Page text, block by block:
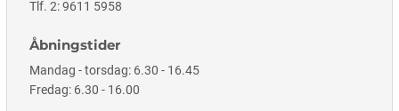
Tlf. 2: 9611 5958
Åbningstider
Mandag - torsdag: 6.30 - 16.45
Fredag: 6.30 - 16.00